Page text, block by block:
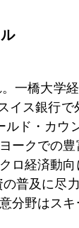
！大谷翔平４
済成長ピー
一橋大学
イス銀行
ルド・カウ
ークでの
ロ経済動
普及に尽
分野はスキ